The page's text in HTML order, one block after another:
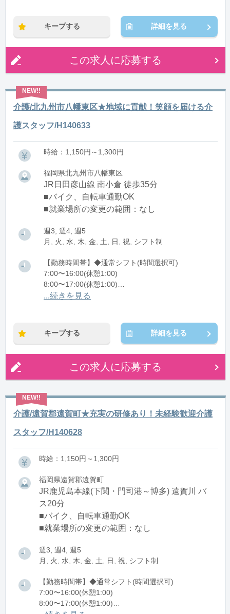
キープする
詳細を見る
この求人に応募する
介護/北九州市八幡東区★地域に貢献！笑顔を届ける介
護スタッフ/H140633
時給：1,150円～1,300円
福岡県北九州市八幡東区
JR日田彦山線 南小倉 徒歩35分
■バイク、自転車通勤OK
■就業場所の変更の範囲：なし
週3, 週4, 週5
月, 火, 水, 木, 金, 土, 日, 祝, シフト制
【勤務時間帯】◆通常シフト(時間選択可)
7:00〜16:00(休憩1:00)
8:00〜17:00(休憩1:00)
12:00〜21:00(休憩1:00)
...続きを見る
キープする 詳細を見る
この求人に応募する
介護/遠賀郡遠賀町★充実の研修あり！未経験歓迎介護
スタッフ/H140628
時給：1,150円～1,300円
福岡県遠賀郡遠賀町
JR鹿児島本線(下関・門司港～博多) 遠賀川 バ
ス20分
■バイク、自転車通勤OK
■就業場所の変更の範囲：なし
週3, 週4, 週5
月, 火, 水, 木, 金, 土, 日, 祝, シフト制
【勤務時間帯】◆通常シフト(時間選択可)
7:00〜16:00(休憩1:00)
8:00〜17:00(休憩1:00)